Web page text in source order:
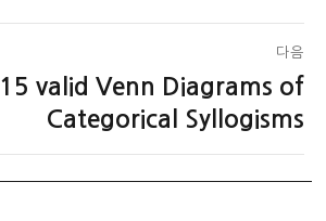
다음
15 valid Venn Diagrams of
Categorical Syllogisms